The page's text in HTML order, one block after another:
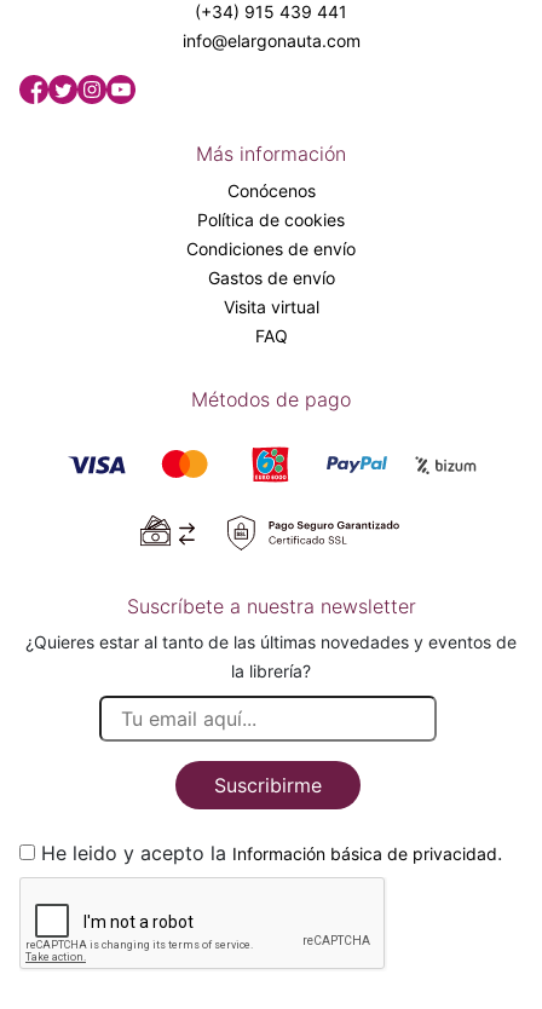
(+34) 915 439 441
info@elargonauta.com
Más información
Conócenos
Política de cookies
Condiciones de envío
Gastos de envío
Visita virtual
FAQ
Métodos de pago
Suscríbete a nuestra newsletter
¿Quieres estar al tanto de las últimas novedades y eventos de
la librería?
Suscribirme
He leido y acepto la Información básica de privacidad.